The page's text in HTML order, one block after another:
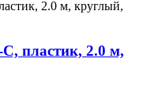
пластик, 2.0 м,